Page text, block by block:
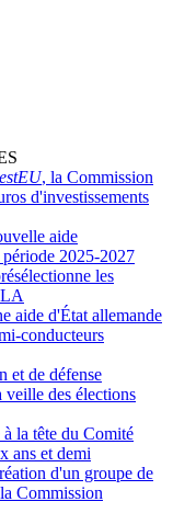
, la Commission
d'investissements
aide
2025-2027
les
aide d'État allemande
conducteurs
et de défense
veille des élections
la tête du Comité
ans et demi
d'un groupe de
Commission